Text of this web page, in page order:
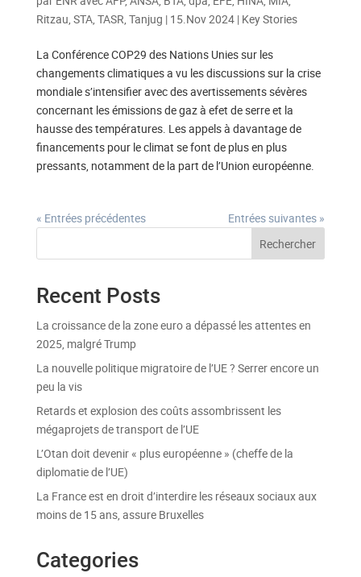
Ritzau, STA, TASR, Tanjug | 15.Nov 2024| Key Stories
La Conférence COP29 des Nations Unies sur les
changements climatiques a vu les discussions sur la crise
mondiale s’intensifier avec des avertissements sévères
concernant les émissions de gaz à efet de serre et la
hausse des températures. Les appels à davantage de
financements pour le climat se font de plus en plus
pressants, notamment de la part de l’Union européenne.
« Entrées précédentes
Entrées suivantes »
Rechercher
Recent Posts
La croissance de la zone euro a dépassé les attentes en
2025, malgré Trump
La nouvelle politique migratoire de l’UE ? Serrer encore un
peu la vis
Retards et explosion des coûts assombrissent les
mégaprojets de transport de l’UE
L’Otan doit devenir « plus européenne » (cheffe de la
diplomatie de l’UE)
La France est en droit d’interdire les réseaux sociaux aux
moins de 15 ans, assure Bruxelles
Categories